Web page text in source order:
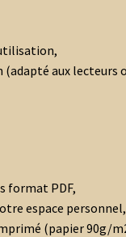
(adapté aux lecteurs
format PDF,
espace personnel,
(papier 90g/